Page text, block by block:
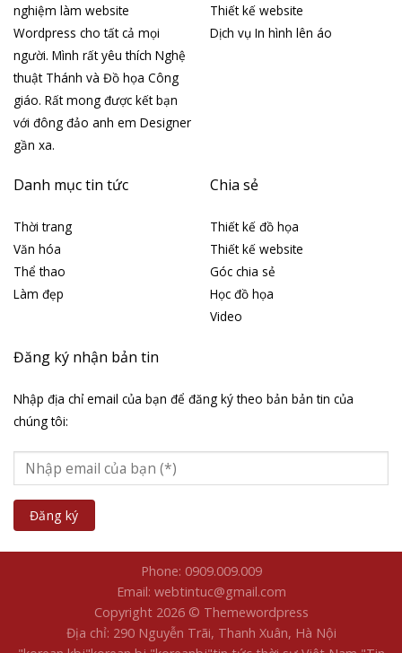
nghiệm làm website
Wordpress cho tất cả mọi
người. Mình rất yêu thích Nghệ
thuật Thánh và Đồ họa Công
giáo. Rất mong được kết bạn
với đông đảo anh em Designer
gần xa.
Thiết kế website
Dịch vụ In hình lên áo
Danh mục tin tức
Thời trang
Văn hóa
Thể thao
Làm đẹp
Chia sẻ
Thiết kế đồ họa
Thiết kế website
Góc chia sẻ
Học đồ họa
Video
Đăng ký nhận bản tin
Nhập địa chỉ email của bạn để đăng ký theo bản bản tin của
chúng tôi:
Phone: 0909.009.009
Email: webtintuc@gmail.com
Copyright 2026 © Themewordpress
Địa chỉ: 290 Nguyễn Trãi, Thanh Xuân, Hà Nội